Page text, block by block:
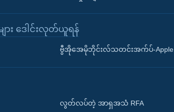
း ဒေါင်းလုတ်ယူရန်
ဗွီအိုအေမိုဘိုင်းလ်သတင်းအက်ပ်-Apple
လွတ်လပ်တဲ့ အာရှအသံ RFA